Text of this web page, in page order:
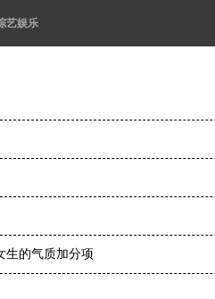
艺娱乐
生的气质加分项